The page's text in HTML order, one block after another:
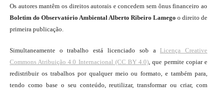
Os autores mantêm os direitos autorais e concedem sem ônus financeiro ao
Boletim do Observatório Ambiental Alberto Ribeiro Lamegoo direito de
primeira publicação.
Simultaneamente o trabalho está licenciado sob a Licença Creative
Commons Atribuição 4.0 Internacional (CC BY 4.0) , que permite copiar e
redistribuir os trabalhos por qualquer meio ou formato, e também para,
tendo como base o seu conteúdo, reutilizar, transformar ou criar, com